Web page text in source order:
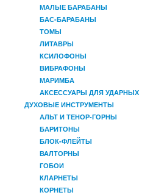
МАЛЫЕ БАРАБАНЫ
БАС-БАРАБАНЫ
ТОМЫ
ЛИТАВРЫ
КСИЛОФОНЫ
ВИБРАФОНЫ
МАРИМБА
АКСЕССУАРЫ ДЛЯ УДАРНЫХ
ДУХОВЫЕ ИНСТРУМЕНТЫ
АЛЬТ И ТЕНОР-ГОРНЫ
БАРИТОНЫ
БЛОК-ФЛЕЙТЫ
ВАЛТОРНЫ
ГОБОИ
КЛАРНЕТЫ
КОРНЕТЫ